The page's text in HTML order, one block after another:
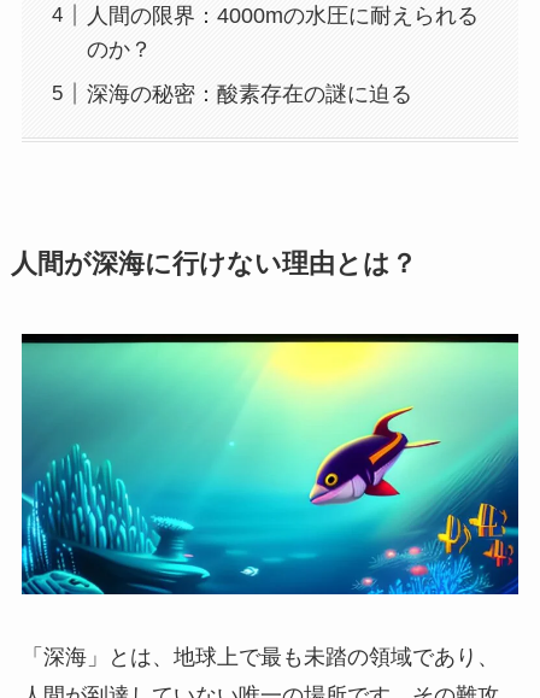
人間の限界：4000mの水圧に耐えられる
のか？
深海の秘密：酸素存在の謎に迫る
人間が深海に行けない理由とは？
「深海」とは、地球上で最も未踏の領域であり、